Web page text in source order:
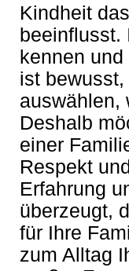
Kindheit
beeinflusst.
kennen
ist
auswählen,
Deshalb
einer
Respekt
Erfahrung
überzeugt,
für Ihre
zum Alltag